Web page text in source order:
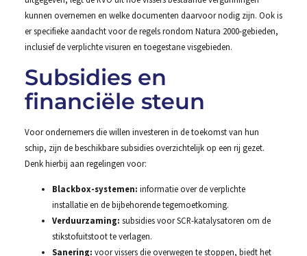
kunnen overnemen en welke documenten daarvoor nodig zijn. Ook is
er specifieke aandacht voor de regels rondom Natura 2000-gebieden,
inclusief de verplichte visuren en toegestane visgebieden.
Subsidies en
financiële steun
Voor ondernemers die willen investeren in de toekomst van hun
schip, zijn de beschikbare subsidies overzichtelijk op een rij gezet.
Denk hierbij aan regelingen voor:
Blackbox-systemen: informatie over de verplichte
installatie en de bijbehorende tegemoetkoming.
Verduurzaming: subsidies voor SCR-katalysatoren om de
stikstofuitstoot te verlagen.
Sanering: voor vissers die overwegen te stoppen, biedt het